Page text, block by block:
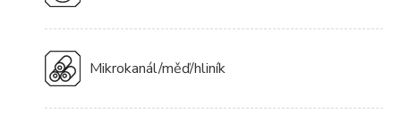
Mikrokanál/měď/hliník